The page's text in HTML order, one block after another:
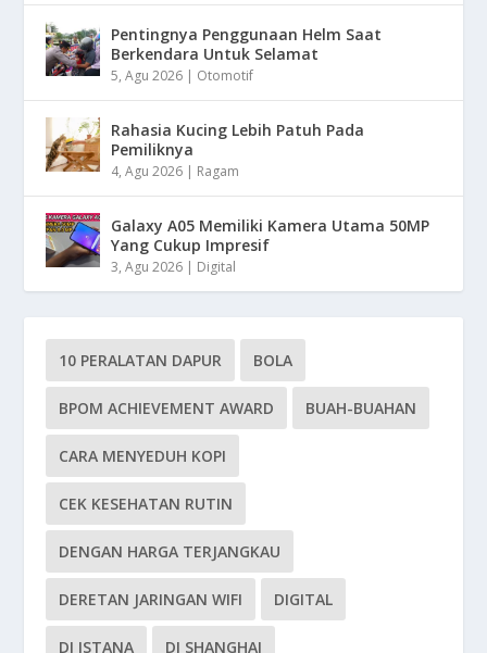
Pentingnya Penggunaan Helm Saat
Berkendara Untuk Selamat
5, Agu 2026 | Otomotif
Rahasia Kucing Lebih Patuh Pada
Pemiliknya
4, Agu 2026 | Ragam
Galaxy A05 Memiliki Kamera Utama 50MP
Yang Cukup Impresif
3, Agu 2026 | Digital
10 PERALATAN DAPUR BOLA
BPOM ACHIEVEMENT AWARD BUAH-BUAHAN
CARA MENYEDUH KOPI
CEK KESEHATAN RUTIN
DENGAN HARGA TERJANGKAU
DERETAN JARINGAN WIFI DIGITAL
DI ISTANA DI SHANGHAI